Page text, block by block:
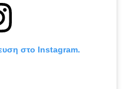
στο Instagram.